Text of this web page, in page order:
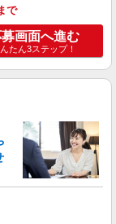
で
募画面へ進む
たん3ステップ！